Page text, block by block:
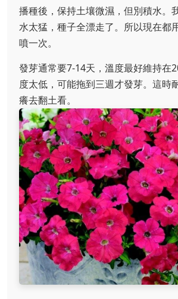
播種後，保持土壤微濕，但別積水。
水太猛，種子全漂走了。所以現在都
噴一次。
發芽通常要7-14天，溫度最好維持在
度太低，可能拖到三週才發芽。這時
癢去翻土看。